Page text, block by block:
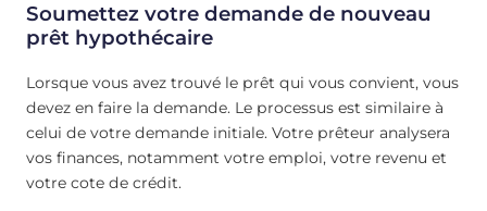
Soumettez votre demande de nouveau
prêt hypothécaire
Lorsque vous avez trouvé le prêt qui vous convient, vous
devez en faire la demande. Le processus est similaire à
celui de votre demande initiale. Votre prêteur analysera
vos finances, notamment votre emploi, votre revenu et
votre cote de crédit.